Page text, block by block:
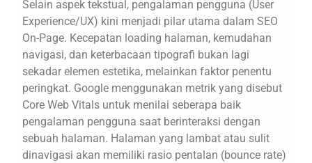
Selain aspek tekstual, pengalaman pengguna (User
Experience/UX) kini menjadi pilar utama dalam SEO
On-Page. Kecepatan loading halaman, kemudahan
navigasi, dan keterbacaan tipografi bukan lagi
sekadar elemen estetika, melainkan faktor penentu
peringkat. Google menggunakan metrik yang disebut
Core Web Vitals untuk menilai seberapa baik
pengalaman pengguna saat berinteraksi dengan
sebuah halaman. Halaman yang lambat atau sulit
dinavigasi akan memiliki rasio pentalan (bounce rate)